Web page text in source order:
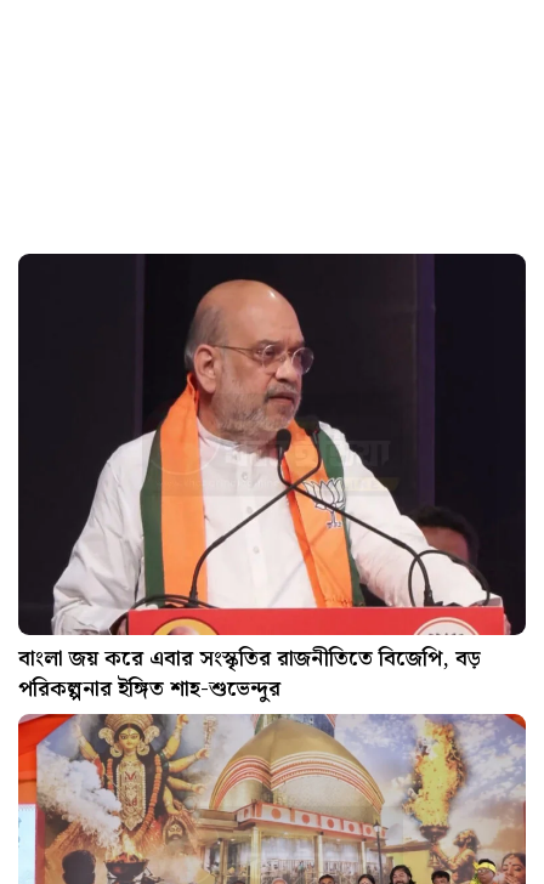
বাংলা জয় করে এবার সংস্কৃতির রাজনীতিতে বিজেপি, বড়
পরিকল্পনার ইঙ্গিত শাহ-শুভেন্দুর